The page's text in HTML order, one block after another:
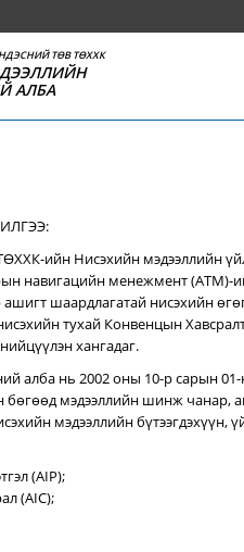
ТӨВ ТӨХХК
АЛБА
ийн Нисэхийн мэдээллийн
навигацийн менежмент (ATM)-
шаардлагатай нисэхийн
тухай Конвенцын
хангадаг.
алба нь 2002 оны 10-р сарын
бөгөөд мэдээллийн шинж чанар,
мэдээллийн бүтээгдэхүүн,
(AIP);
(AIC);